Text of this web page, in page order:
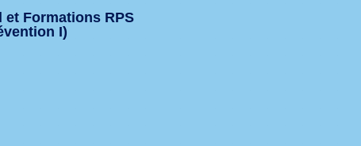
Formations RPS
I)